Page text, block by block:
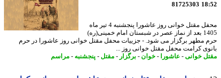
81725303
محفل مقتل خوانی روز عاشورا پنجشنبه 4 تیر ماه
1405 بعد از نماز عصر در شبستان امام خمینی(ره)
مطهر برگزار می شود. - جزییات محفل مقتل خوانی روز عاشورا در حرم
کرامت محفل مقتل خوانی روز ...
خوانی- عاشورا-خوان- برگزار - مقتل-پنجشنبه-مراسم